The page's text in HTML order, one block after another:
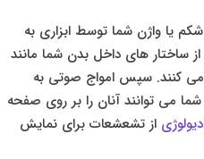
یا واژن شما توسط ابزاری به
ساختار های داخل بدن شما مانند
کنند. سپس امواج صوتی به
می توانند آنان را بر روی صفحه
از تشعشعات برای نمایش